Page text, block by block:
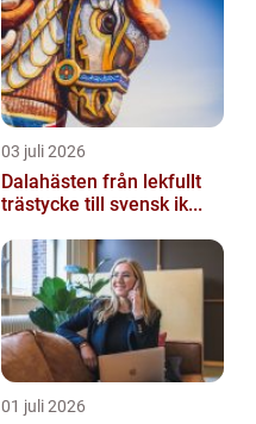
03 juli 2026
Dalahästen från lekfullt
trästycke till svensk ik...
01 juli 2026